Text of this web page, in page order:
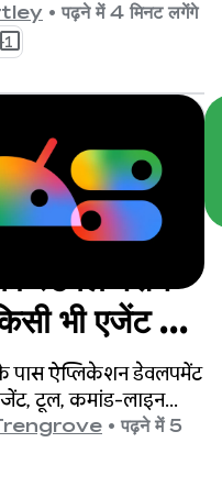
बढ़ाने और नई XR
भी लॉन्च कर रहे हैं:
XR Interaction
• पढ़ने में 4 मिनट लगेंगे
वर्शन
भी एजेंट का
के लिए
पास ऐप्लिकेशन डेवलपमेंट
टूल, कमांड-लाइन
• पढ़ने में 5